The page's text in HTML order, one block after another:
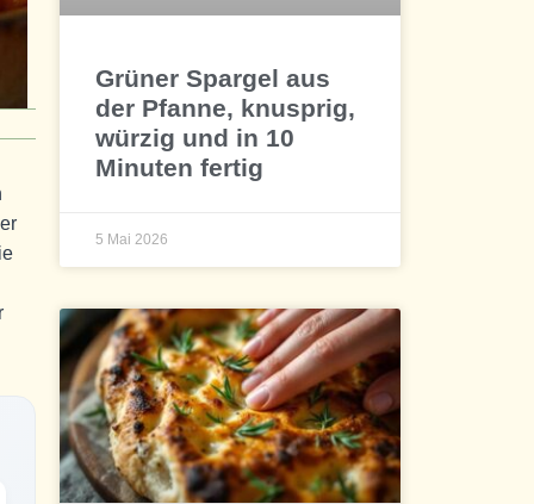
Grüner Spargel aus
der Pfanne, knusprig,
würzig und in 10
Minuten fertig
5 Mai 2026